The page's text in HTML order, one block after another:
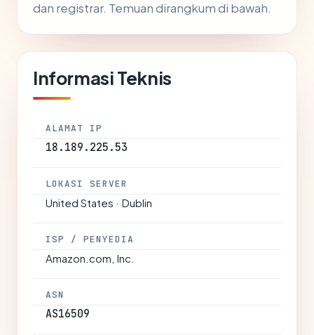
dan registrar. Temuan dirangkum di bawah.
Informasi Teknis
ALAMAT IP
18.189.225.53
LOKASI SERVER
United States · Dublin
ISP / PENYEDIA
Amazon.com, Inc.
ASN
AS16509